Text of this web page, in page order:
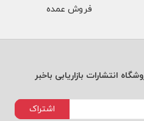
فروش عمده
انتشارات بازاریابی باخبر
اشتراک